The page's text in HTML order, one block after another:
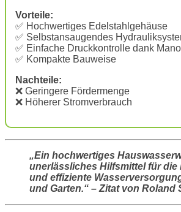
Vorteile:
✅ Hochwertiges Edelstahlgehäuse
✅ Selbstansaugendes
✅ Einfache Druckkontrolle dank
✅ Kompakte Bauweise
Nachteile:
❌ Geringere Fördermenge
❌ Höherer Stromverbrauch
„Ein hochwertiges
unerlässliches Hilfsmittel für die
und effiziente
und Garten.“ – Zitat von Roland